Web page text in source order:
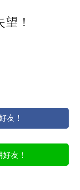
！
友！
友！